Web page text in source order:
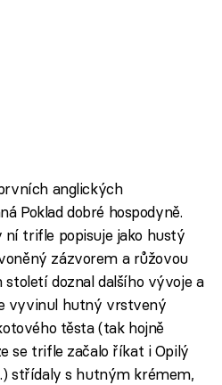
anglických
Poklad dobré hospodyně.
trifle popisuje jako hustý
zázvorem a růžovou
století doznal dalšího vývoje a
vyvinul hutný vrstvený
těsta (tak hojně
se trifle začalo říkat i Opilý
střídaly s hutným krémem,